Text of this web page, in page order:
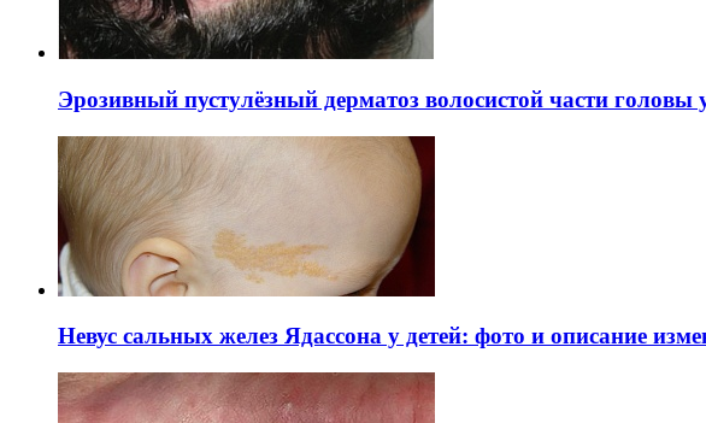
Эрозивный пустулёзный дерматоз волосистой части
Невус сальных желез Ядассона у детей: фото и описание